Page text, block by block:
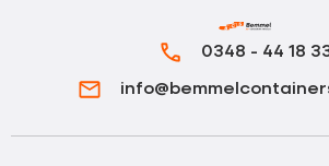
0348 - 44 18